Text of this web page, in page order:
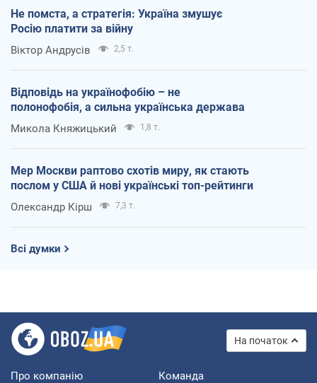
Не помста, а стратегія: Україна змушує
Росію платити за війну
Віктор Андрусів 2,5 т.
Відповідь на українофобію – не
полонофобія, а сильна українська держава
Микола Княжицький 1,8 т.
Мер Москви раптово схотів миру, як стають
послом у США й нові українські топ-рейтинги
Олександр Кірш 7,3 т.
Всі думки
На початок
Про компанію Команда